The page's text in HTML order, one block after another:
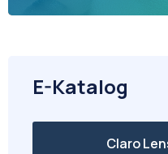
E-Katalog
Claro